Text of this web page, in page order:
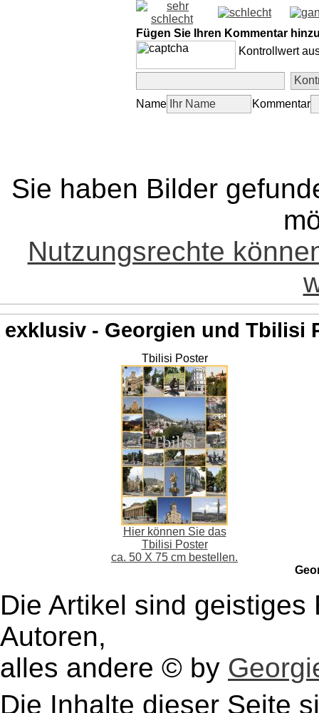
Fügen Sie Ihren Kommentar
Kontrollwert
Name Kommentar
Sie haben Bilder
Nutzungsrechte
exklusiv - Georgien und Tbilisi
Tbilisi Poster
Hier können Sie das
Tbilisi Poster
ca. 50 X 75 cm bestellen.
Die Artikel sind
Autoren,
alles andere © by
Die Inhalte dieser Seite